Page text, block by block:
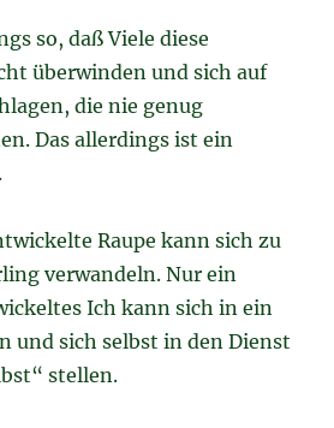
so, daß Viele diese
überwinden und sich auf
die nie genug
Das allerdings ist ein
Raupe kann sich zu
verwandeln. Nur ein
Ich kann sich in ein
und sich selbst in den Dienst
stellen.